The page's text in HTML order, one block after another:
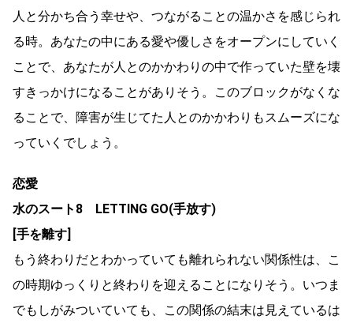
人と分かち合う幸せや、つながることの温かさを感じられ
る時。あなたの中にある愛や優しさをオープンにしていく
ことで、あなたが人とのかかわりの中で作っていた壁を壊
すきっかけになることがありそう。このブロックがなくな
ることで、障害が生じてた人とのかかわりもスムーズにな
っていくでしょう。
恋愛
水のスート8 LETTING GO(手放す)
[手を離す]
もう終わりだとわかっていても離れられない関係性は、こ
の時期ゆっくりと終わりを迎えることになりそう。いつま
でもしがみついていても、この関係の結末は見えているは